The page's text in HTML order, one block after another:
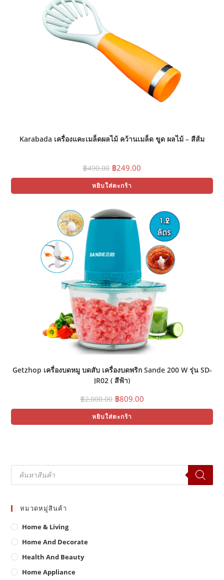
Karabada เครื่องแคะเมล็ดผลไม้ คว้านเมล็ด ขูด ผลไม้ – สีส้ม
฿490.00 Original
price
was:
฿490.00.
฿249.00
price
฿249.00.
หยิบใส่ตะกร้า
Getzhop เครื่องบดหมู บดสับ เครื่องบดพริก Sande 200 W รุ่น SD-
JR02 ( สีฟ้า)
฿2,000.00 Original
price
was:
฿2,000.00.
฿809.00Current
price
฿809.00.
หยิบใส่ตะกร้า
Products
search
หมวดหมู่สินค้า
Home & Living
Home And Decorate
Health And Beauty
Home Appliance